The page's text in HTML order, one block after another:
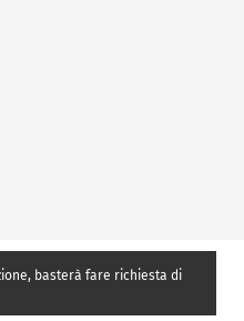
basterà fare richiesta di